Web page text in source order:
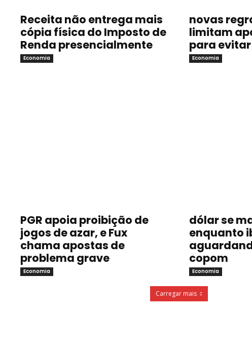
Receita não entrega mais
cópia física do Imposto de
Renda presencialmente
Economia
novas
limitam
para
Economia
PGR apoia proibição de
jogos de azar, e Fux
chama apostas de
problema grave
Economia
dólar se
enquanto
copom
Economia
Carregar mais